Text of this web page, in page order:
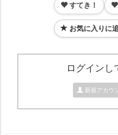
すてき！
お気に入りに
ログインし
新規アカウ